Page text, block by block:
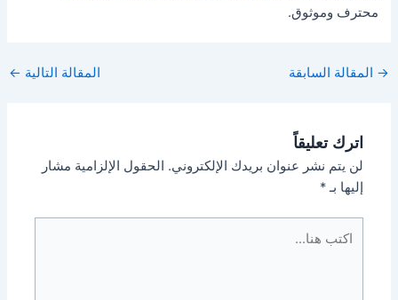
محترف وموثوق.
Post
→ المقالة السابقة المقالة التالية ←
اترك تعليقاً
لن يتم نشر عنوان بريدك الإلكتروني. الحقول الإلزامية مشار
إليها بـ*
هنا...